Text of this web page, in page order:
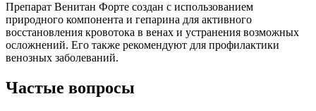
Препарат Венитан Форте создан с использованием
природного компонента и гепарина для активного
восстановления кровотока в венах и устранения возможных
осложнений. Его также рекомендуют для профилактики
венозных заболеваний.
Частые вопросы